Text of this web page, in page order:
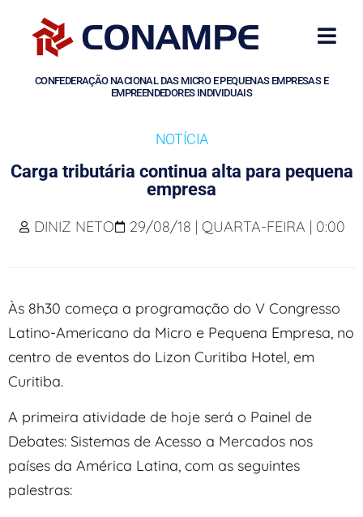
CONFEDERAÇÃO NACIONAL DAS MICRO E PEQUENAS EMPRESAS E
EMPREENDEDORES INDIVIDUAIS
NOTÍCIA
Carga tributária continua alta para pequena
empresa
DINIZ NETO 29/08/18 | QUARTA-FEIRA | 0:00
Às 8h30 começa a programação do V Congresso
Latino-Americano da Micro e Pequena Empresa, no
centro de eventos do Lizon Curitiba Hotel, em
Curitiba.
A primeira atividade de hoje será o Painel de
Debates: Sistemas de Acesso a Mercados nos
países da América Latina, com as seguintes
palestras: